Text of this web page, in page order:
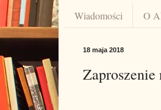
Wiadomości O
18 maja 2018
Zaproszenie